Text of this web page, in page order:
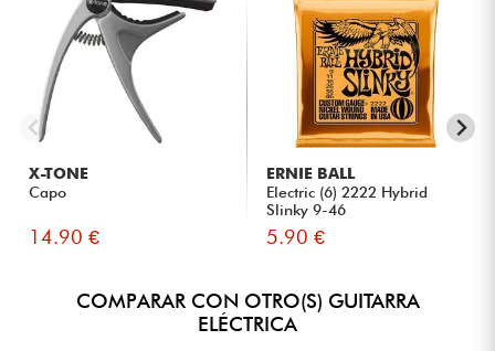
X-TONE
Capo
14.90 €
ERNIE BALL
Electric (6) 2222 Hybrid
Slinky 9-46
5.90 €
COMPARAR CON OTRO(S) GUITARRA
ELÉCTRICA